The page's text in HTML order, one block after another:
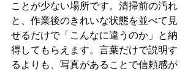
ことが少ない場所です。清掃前の汚れ
と、作業後のきれいな状態を並べて見
せるだけで「こんなに違うのか」と納
得してもらえます。言葉だけで説明す
るよりも、写真があることで信頼感が